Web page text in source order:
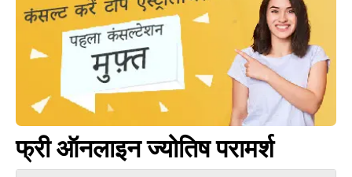
फ्री ऑनलाइन ज्योतिष परामर्श